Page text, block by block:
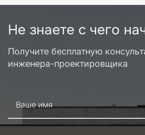
Не знаете с чего
Получите бесплатную
инженера-проектировщика
Ваше имя